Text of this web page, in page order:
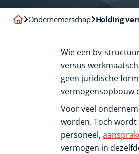
Ondernemerschap Holding
Wie een bv-
versus
geen juridische
vermogensopbouw
Voor veel
worden. Toch
personeel,
vermogen in